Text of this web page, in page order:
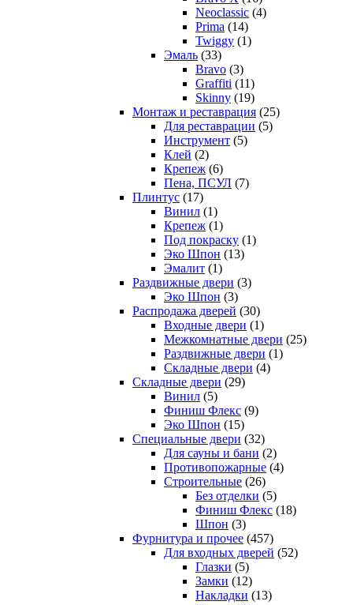
Neoclassic (4)
Prima (14)
Twiggy (1)
Эмаль (33)
Bravo (3)
Graffiti (11)
Skinny (19)
Монтаж и реставрация (25)
Для реставрации (5)
Инструмент (5)
Клей (2)
Крепеж (6)
Пена, ПСУЛ (7)
Плинтус (17)
Винил (1)
Крепеж (1)
Под покраску (1)
Эко Шпон (13)
Эмалит (1)
Раздвижные двери (3)
Эко Шпон (3)
Распродажа дверей (30)
Входные двери (1)
Межкомнатные двери (25)
Раздвижные двери (1)
Складные двери (4)
Складные двери (29)
Винил (5)
Финиш Флекс (9)
Эко Шпон (15)
Специальные двери (32)
Для сауны и бани (2)
Противопожарные (4)
Строительные (26)
Без отделки (5)
Финиш Флекс (18)
Шпон (3)
Фурнитура и прочее (457)
Для входных дверей (52)
Глазки (5)
Замки (12)
Накладки (13)